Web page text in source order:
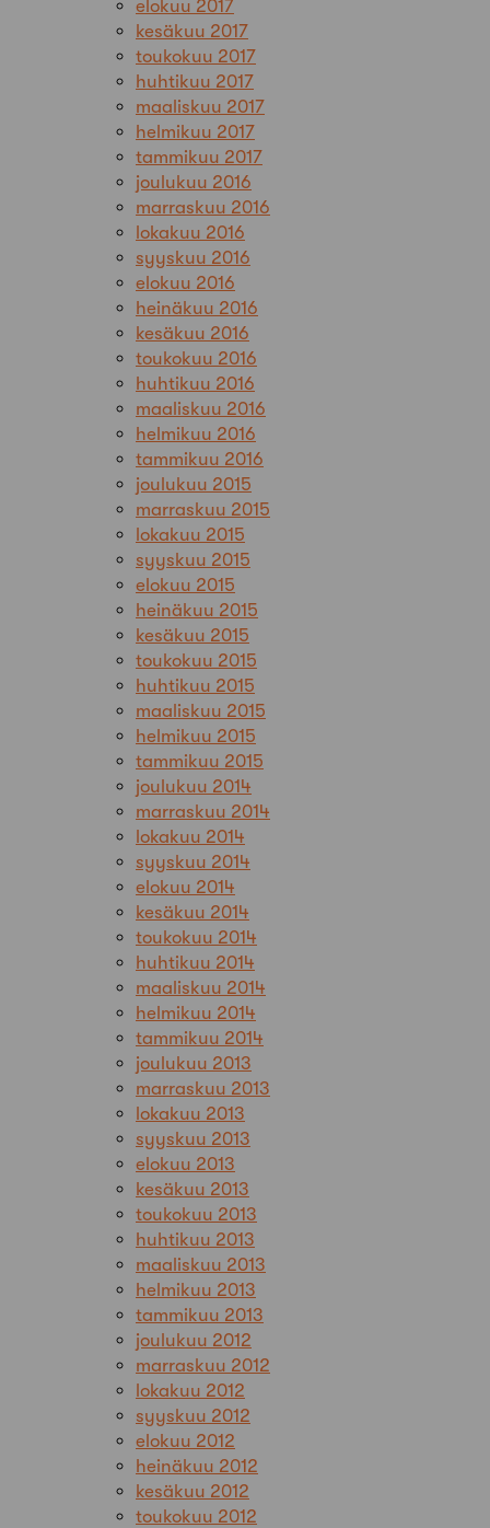
elokuu 2017
kesäkuu 2017
toukokuu 2017
huhtikuu 2017
maaliskuu 2017
helmikuu 2017
tammikuu 2017
joulukuu 2016
marraskuu 2016
lokakuu 2016
syyskuu 2016
elokuu 2016
heinäkuu 2016
kesäkuu 2016
toukokuu 2016
huhtikuu 2016
maaliskuu 2016
helmikuu 2016
tammikuu 2016
joulukuu 2015
marraskuu 2015
lokakuu 2015
syyskuu 2015
elokuu 2015
heinäkuu 2015
kesäkuu 2015
toukokuu 2015
huhtikuu 2015
maaliskuu 2015
helmikuu 2015
tammikuu 2015
joulukuu 2014
marraskuu 2014
lokakuu 2014
syyskuu 2014
elokuu 2014
kesäkuu 2014
toukokuu 2014
huhtikuu 2014
maaliskuu 2014
helmikuu 2014
tammikuu 2014
joulukuu 2013
marraskuu 2013
lokakuu 2013
syyskuu 2013
elokuu 2013
kesäkuu 2013
toukokuu 2013
huhtikuu 2013
maaliskuu 2013
helmikuu 2013
tammikuu 2013
joulukuu 2012
marraskuu 2012
lokakuu 2012
syyskuu 2012
elokuu 2012
heinäkuu 2012
kesäkuu 2012
toukokuu 2012